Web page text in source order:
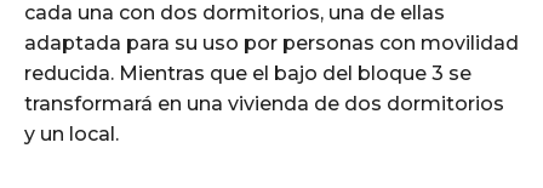
cada una con dos dormitorios, una de ellas
adaptada para su uso por personas con movilidad
reducida. Mientras que el bajo del bloque 3 se
transformará en una vivienda de dos dormitorios
y un local.